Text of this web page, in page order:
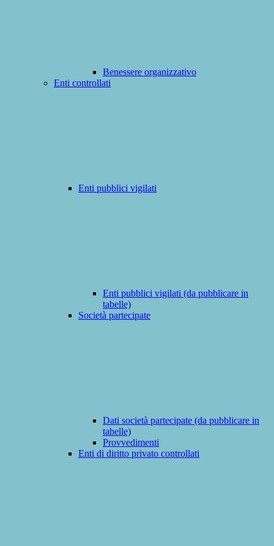
Benessere organizzativo
Enti controllati
Enti pubblici vigilati
Enti pubblici vigilati (da pubblicare in
tabelle)
Società partecipate
Dati società partecipate (da pubblicare in
tabelle)
Provvedimenti
Enti di diritto privato controllati